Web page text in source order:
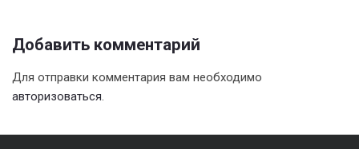
Добавить комментарий
Для отправки комментария вам необходимо
авторизоваться.